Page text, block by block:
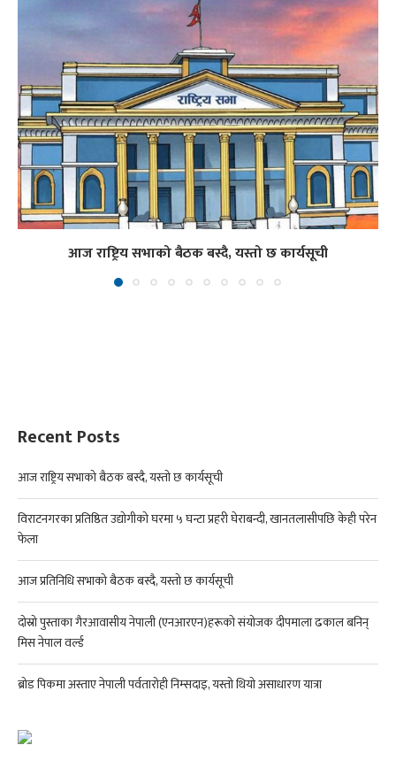
आज राष्ट्रिय सभाको बैठक बस्दै, यस्तो छ कार्यसूची
Recent Posts
आज राष्ट्रिय सभाको बैठक बस्दै, यस्तो छ कार्यसूची
विराटनगरका प्रतिष्ठित उद्योगीको घरमा ५ घन्टा प्रहरी घेराबन्दी, खानतलासीपछि केही परेन
फेला
आज प्रतिनिधि सभाको बैठक बस्दै, यस्तो छ कार्यसूची
दोस्रो पुस्ताका गैरआवासीय नेपाली (एनआरएन)हरूको संयोजक दीपमाला ढकाल बनिन्
मिस नेपाल वर्ल्ड
ब्रोड पिकमा अस्ताए नेपाली पर्वतारोही निम्सदाइ, यस्तो थियो असाधारण यात्रा